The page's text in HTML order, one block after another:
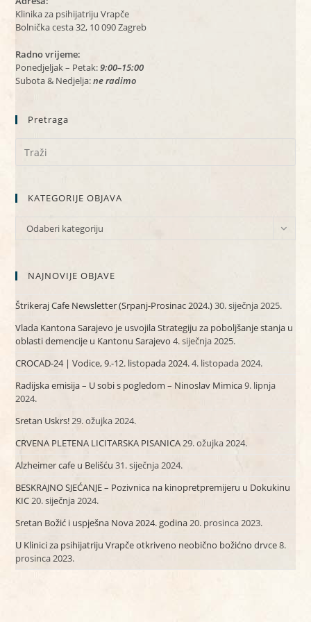
Klinika za psihijatriju Vrapče
Bolnička cesta 32, 10 090 Zagreb
Radno vrijeme:
Ponedjeljak – Petak:9:00–15:00
Subota & Nedjelja:ne radimo
Pretraga
KATEGORIJE OBJAVA
KATEGORIJE
Odaberi kategoriju
NAJNOVIJE OBJAVE
Štrikeraj Cafe Newsletter (Srpanj-Prosinac 2024.)30. siječnja 2025.
Vlada Kantona Sarajevo je usvojila Strategiju za poboljšanje stanja u
oblasti demencije u Kantonu Sarajevo 4. siječnja 2025.
CROCAD-24 | Vodice, 9.-12. listopada 2024.4. listopada 2024.
Radijska emisija – U sobi s pogledom – Ninoslav Mimica9. lipnja
2024.
Sretan Uskrs!29. ožujka 2024.
CRVENA PLETENA LICITARSKA PISANICA29. ožujka 2024.
Alzheimer cafe u Belišću 31. siječnja 2024.
BESKRAJNO SJEĆANJE – Pozivnica na kinopretpremijeru u Dokukinu
KIC20. siječnja 2024.
Sretan Božić i uspješna Nova 2024. godina20. prosinca 2023.
U Klinici za psihijatriju Vrapče otkriveno neobično božićno drvce8.
prosinca 2023.